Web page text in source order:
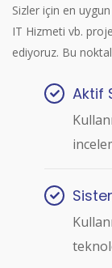
Sizler için en
IT Hizmeti vb.
ediyoruz. Bu
Aktif